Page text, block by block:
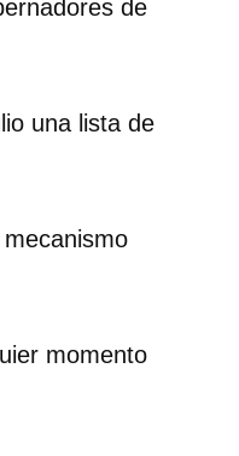
de
una lista de
momento